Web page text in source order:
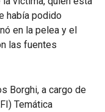
había podido
en la pelea y el
las fuentes
Borghi, a cargo de
Temática